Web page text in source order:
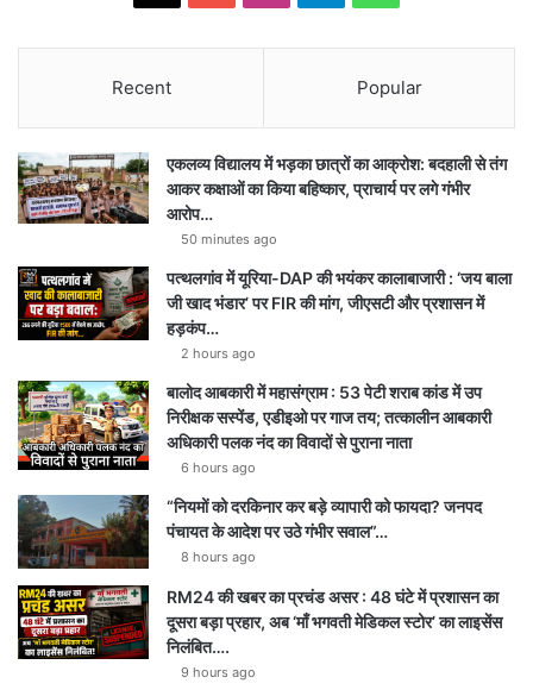
Recent Popular
एकलव्य विद्यालय में भड़का छात्रों का आक्रोश: बदहाली से तंग
आकर कक्षाओं का किया बहिष्कार, प्राचार्य पर लगे गंभीर
आरोप…
50 minutes ago
पत्थलगांव में यूरिया-DAP की भयंकर कालाबाजारी : ‘जय बाला
जी खाद भंडार’ पर FIR की मांग, जीएसटी और प्रशासन में
हड़कंप…
2 hours ago
बालोद आबकारी में महासंग्राम : 53 पेटी शराब कांड में उप
निरीक्षक सस्पेंड, एडीइओ पर गाज तय; तत्कालीन आबकारी
अधिकारी पलक नंद का विवादों से पुराना नाता
6 hours ago
“नियमों को दरकिनार कर बड़े व्यापारी को फायदा? जनपद
पंचायत के आदेश पर उठे गंभीर सवाल”…
8 hours ago
RM24 की खबर का प्रचंड असर : 48 घंटे में प्रशासन का
दूसरा बड़ा प्रहार, अब ‘माँ भगवती मेडिकल स्टोर’ का लाइसेंस
निलंबित….
9 hours ago